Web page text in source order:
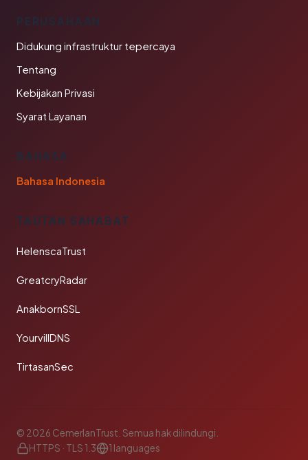
PERUSAHAAN
Didukung infrastruktur tepercaya
Tentang
Kebijakan Privasi
Syarat Layanan
BAHASA
Bahasa Indonesia
TAUTAN SAHABAT
HelenscaTrust
GreatcryRadar
AnakbornSSL
YourvillDNS
TirtasanSec
© 2026 CemerlanTrust. Semua hak dilindungi.
HTTPS · TLS 1.3
1 languages